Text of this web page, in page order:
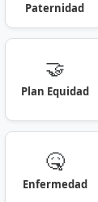
Paternidad
🤝
Plan Equidad
🤒
Enfermedad